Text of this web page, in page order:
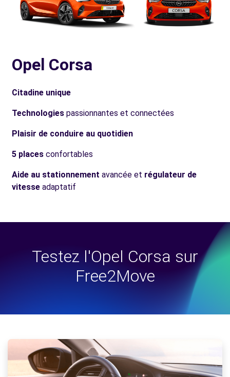
Opel Corsa
Citadine unique
Technologies passionnantes et connectées
Plaisir de conduire au quotidien
5 places confortables
Aide au stationnement avancée et régulateur de
vitesse adaptatif
Testez l'Opel Corsa sur
Free2Move